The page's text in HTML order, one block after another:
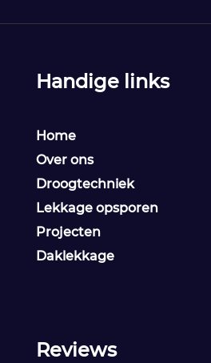
Handige links
Home
Over ons
Droogtechniek
Lekkage opsporen
Projecten
Daklekkage
Reviews